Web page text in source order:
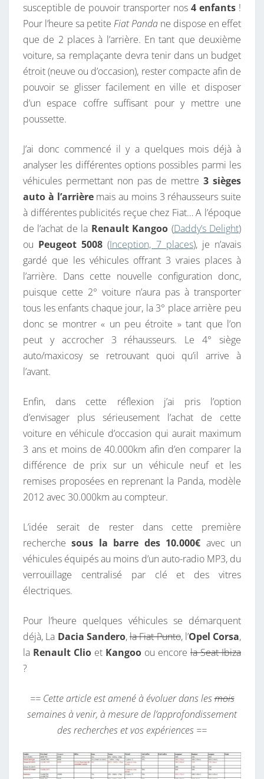
V
O
I
T
U
R
E
M
P
A
C
T
E
À
P
E
T
I
T
B
U
E
T
!
susceptible de pouvoir transporter nos 4 enfants !
Pour l’heure sa petite Fiat Panda ne dispose en effet
que de 2 places à l’arrière. En tant que deuxième
voiture, sa remplaçante devra tenir dans un budget
étroit (neuve ou d’occasion), rester compacte afin de
pouvoir se glisser facilement en ville et disposer
d’un espace coffre suffisant pour y mettre une
poussette.
J’ai donc commencé il y a quelques mois déjà à
analyser les différentes options possibles parmi les
véhicules permettant non pas de mettre3 sièges
auto à l’arrièremais au moins 3 réhausseurs suite
à différentes publicités reçue chez Fiat… A l’époque
de l’achat de la Renault Kangoo (Daddy’s Delight)
ou Peugeot 5008 (Inception, 7 places), je n’avais
gardé que les véhicules offrant 3 vraies places à
l’arrière. Dans cette nouvelle configuration donc,
puisque cette 2° voiture n’aura pas à transporter
tous les enfants chaque jour, la 3° place arrière peu
donc se montrer « un peu étroite » tant que l’on
peut y accrocher 3 réhausseurs. Le 4° siège
auto/maxicosy se retrouvant quoi qu’il arrive à
l’avant.
Enfin, dans cette réflexion j’ai pris l’option
d’envisager plus sérieusement l’achat de cette
voiture en véhicule d’occasion qui aurait maximum
3 ans et moins de 40.000km afin d’en comparer la
différence de prix sur un véhicule neuf et les
remises proposées en reprenant la Panda, modèle
2012 avec 30.000km au compteur.
L’idée serait de rester dans cette première
recherchesous la barre des 10.000€ avec un
véhicules équipés au moins d’un auto-radio MP3, du
verrouillage centralisé par clé et des vitres
électriques.
Pour l’heure quelques véhicules se démarquent
déjà, La Dacia Sandero,la Fiat Punto, l’Opel Corsa,
la Renault Clio et Kangoo ou encore la Seat Ibiza
?
== Cette article est amené à évoluer dans lesmois
semaines à venir, à mesure de l’approfondissement
des recherches et vos expériences ==